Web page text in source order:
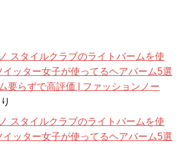
スタイルクラブのライトバームを使
イッター女子が使ってるヘアバーム5選
要らずで高評価 | ファッションノー
スタイルクラブのライトバームを使
イッター女子が使ってるヘアバーム5選